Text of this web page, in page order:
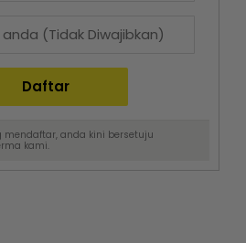
mendaftar, anda kini bersetuju
kami.